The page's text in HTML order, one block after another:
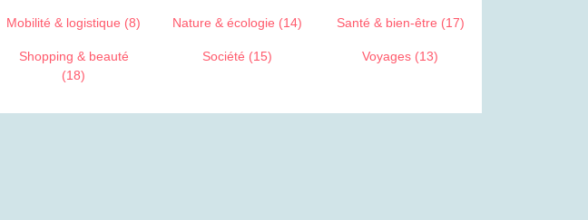
Mobilité & logistique (8) Nature & écologie (14) Santé & bien-être (17)
Shopping & beauté
(18)
Société (15) Voyages (13)